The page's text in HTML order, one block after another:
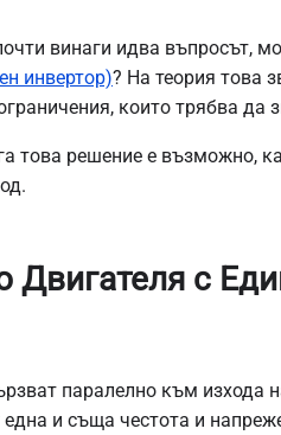
винаги идва въпросът,
инвертор)? На теория това
които трябва да
това решение е възможно,
Двигателя с
паралелно към изхода
и съща честота и